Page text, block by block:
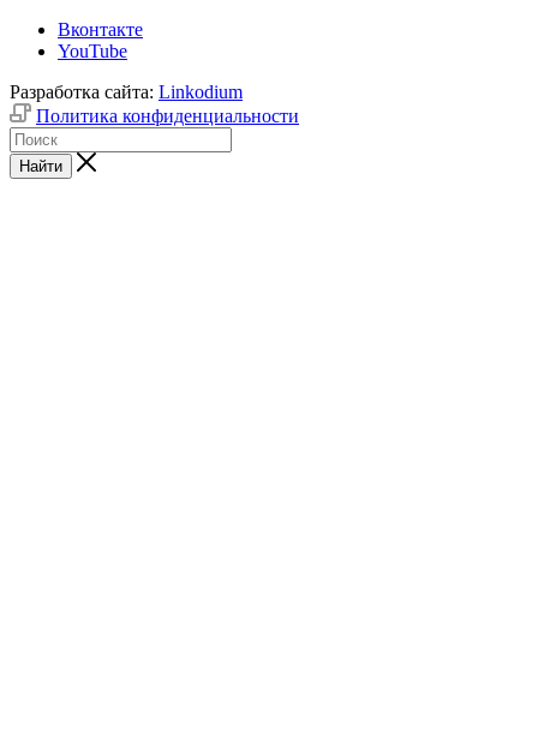
Вконтакте
YouTube
Разработка сайта: Linkodium
Политика конфиденциальности
Найти